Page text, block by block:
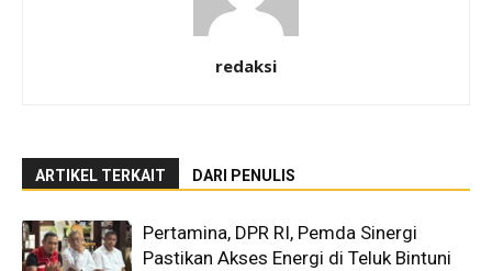
redaksi
ARTIKEL TERKAIT DARI PENULIS
Pertamina, DPR RI, Pemda Sinergi
Pastikan Akses Energi di Teluk Bintuni